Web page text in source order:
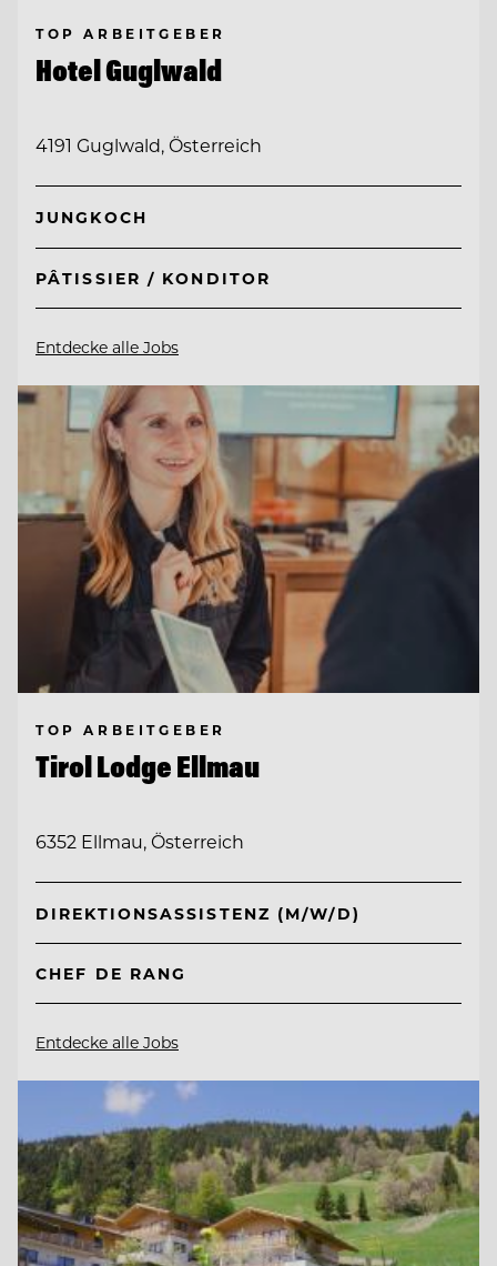
TOP ARBEITGEBER
Hotel Guglwald
4191 Guglwald, Österreich
JUNGKOCH
PÂTISSIER / KONDITOR
Entdecke alle Jobs
TOP ARBEITGEBER
Tirol Lodge Ellmau
6352 Ellmau, Österreich
DIREKTIONSASSISTENZ (M/W/D)
CHEF DE RANG
Entdecke alle Jobs